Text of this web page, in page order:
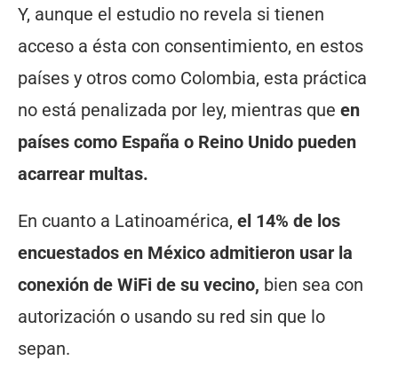
Y, aunque el estudio no revela si tienen
acceso a ésta con consentimiento, en estos
países y otros como Colombia, esta práctica
no está penalizada por ley, mientras que en
países como España o Reino Unido pueden
acarrear multas.
En cuanto a Latinoamérica, el 14% de los
encuestados en México admitieron usar la
conexión de WiFi de su vecino, bien sea con
autorización o usando su red sin que lo
sepan.